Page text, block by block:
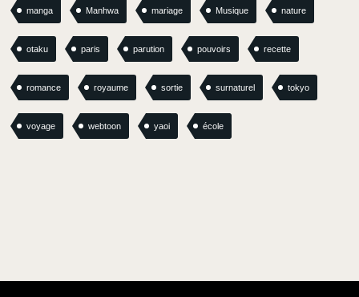
manga Manhwa mariage Musique nature
otaku paris parution pouvoirs recette
romance royaume sortie surnaturel tokyo
voyage webtoon yaoi école